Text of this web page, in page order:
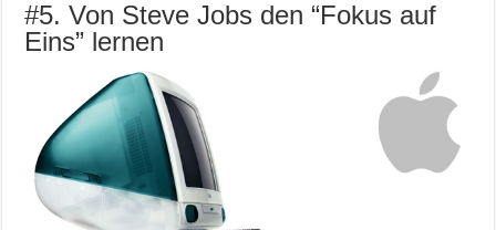
#5. Von Steve Jobs den “Fokus auf
Eins” lernen